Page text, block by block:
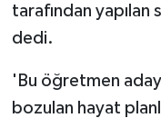
tarafından yapılan
dedi.
'Bu öğretmen
bozulan hayat